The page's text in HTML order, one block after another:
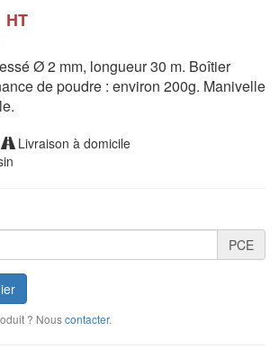
HT
Ø 2 mm, longueur 30 m. Boîtier
de poudre : environ 200g. Manivelle
Livraison à domicile
PCE
? Nouscontacter.